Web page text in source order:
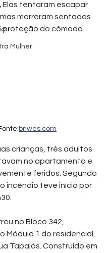
Mulher
Elas tentaram escapar
morreram sentadas
proteção do cômodo.
bnwes.com
crianças, três adultos
no apartamento e
feridos. Segundo
incêndio teve início por
no Bloco 342,
Módulo 1 do residencial,
Tapajós. Construído em